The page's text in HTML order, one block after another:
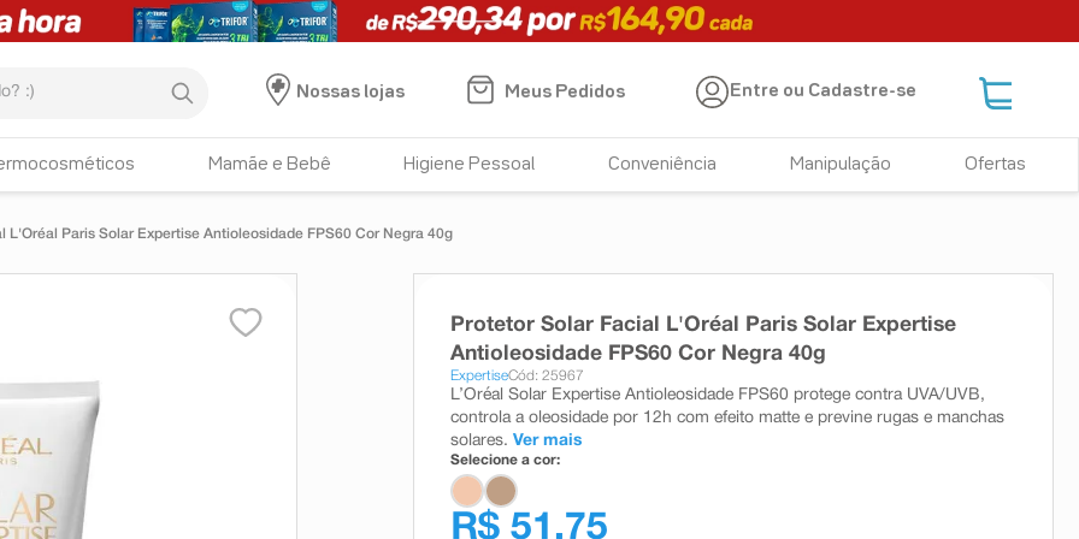
Nossas lojas
Meus Pedidos Entre ou Cadastre-se
Mamãe e Bebê Higiene Pessoal Conveniência Manipulação Ofertas
L'Oréal Paris Solar Expertise Antioleosidade FPS60 Cor Negra 40g
Protetor Solar Facial L'Oréal Paris Solar Expertise
Antioleosidade FPS60 Cor Negra 40g
ExpertiseCód: 25967
L’Oréal Solar Expertise Antioleosidade FPS60 protege contra UVA/UVB,
controla a oleosidade por 12h com efeito matte e previne rugas e manchas
solares. Ver mais
Selecione a cor:
R$ 51,75